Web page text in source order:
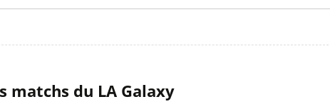
matchs du LA Galaxy